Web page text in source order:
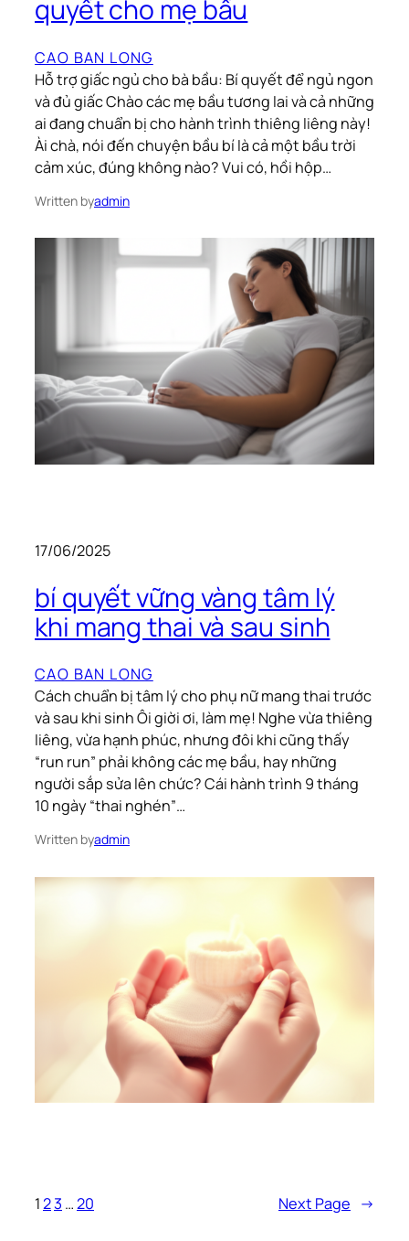
quyết cho mẹ bầu
CAO BAN LONG
Hỗ trợ giấc ngủ cho bà bầu: Bí quyết để ngủ ngon
và đủ giấc Chào các mẹ bầu tương lai và cả những
ai đang chuẩn bị cho hành trình thiêng liêng này!
Ài chà, nói đến chuyện bầu bí là cả một bầu trời
cảm xúc, đúng không nào? Vui có, hồi hộp…
Written byadmin
17/06/2025
bí quyết vững vàng tâm lý
khi mang thai và sau sinh
CAO BAN LONG
Cách chuẩn bị tâm lý cho phụ nữ mang thai trước
và sau khi sinh Ôi giời ơi, làm mẹ! Nghe vừa thiêng
liêng, vừa hạnh phúc, nhưng đôi khi cũng thấy
“run run” phải không các mẹ bầu, hay những
người sắp sửa lên chức? Cái hành trình 9 tháng
10 ngày “thai nghén”…
Written byadmin
123 …20 Next Page →